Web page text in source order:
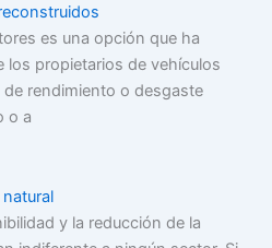
es una opción que ha
los propietarios de vehículos
rendimiento o desgaste
o a
y la reducción de la